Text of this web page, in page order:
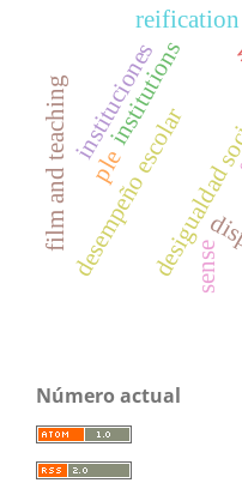
desempeño escolar
institutions
instituciones
reification
film and teaching ple
sense
Número actual